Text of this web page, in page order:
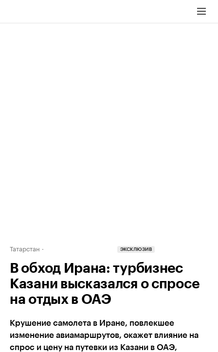
Татарстан ЭКСКЛЮЗИВ
В обход Ирана: турбизнес
Казани высказался о спросе
на отдых в ОАЭ
Крушение самолета в Иране, повлекшее
изменение авиамаршрутов, окажет влияние на
спрос и цену на путевки из Казани в ОАЭ,